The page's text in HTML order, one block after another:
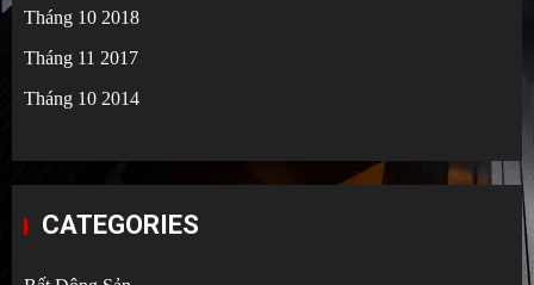
Tháng 10 2018
Tháng 11 2017
Tháng 10 2014
CATEGORIES